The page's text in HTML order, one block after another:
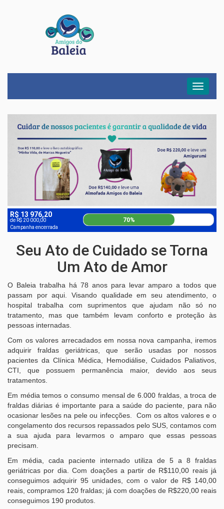
Menu
R$ 13 976,20
de R$ 20 000,00
Campanha encerrada
70%
Seu Ato de Cuidado se Torna
Um Ato de Amor
O Baleia trabalha há 78 anos para levar amparo a todos que
passam por aqui. Visando qualidade em seu atendimento, o
hospital trabalha com suprimentos que ajudam não só no
tratamento, mas que também levam conforto e proteção às
pessoas internadas.
Com os valores arrecadados em nossa nova campanha, iremos
adquirir fraldas geriátricas, que serão usadas por nossos
pacientes da Clínica Médica, Hemodiálise, Cuidados Paliativos,
CTI, que possuem permanência maior, devido aos seus
tratamentos.
Em média temos o consumo mensal de 6.000 fraldas, a troca de
fraldas diárias é importante para a saúde do paciente, para não
ocasionar lesões na pele ou infecções. Com os altos valores e o
congelamento dos recursos repassados pelo SUS, contamos com
a sua ajuda para levarmos o amparo que essas pessoas
precisam.
Em média, cada paciente internado utiliza de 5 a 8 fraldas
geriátricas por dia. Com doações a partir de R$110,00 reais já
conseguimos adquirir 95 unidades, com o valor de R$ 140,00
reais, compramos 120 fraldas; já com doações de R$220,00 reais
conseguimos 190 produtos.